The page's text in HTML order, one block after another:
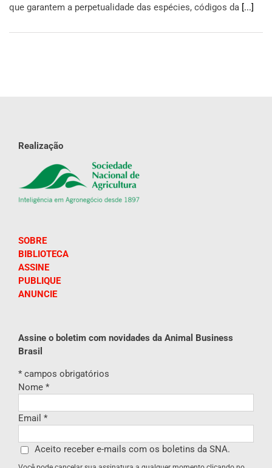
que garantem a perpetualidade das espécies, códigos da [...]
Realização
SOBRE
BIBLIOTECA
ASSINE
PUBLIQUE
ANUNCIE
Assine o boletim com novidades da Animal Business
Brasil
* campos obrigatórios
Nome *
Email *
Aceito receber e-mails com os boletins da SNA.